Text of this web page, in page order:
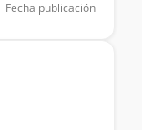
Fecha publicación